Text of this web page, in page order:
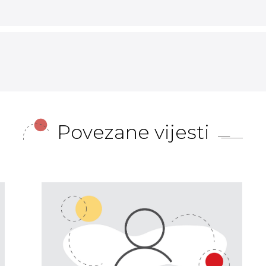
Povezane vijesti